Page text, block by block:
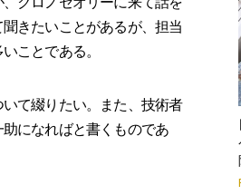
きたいことがあるが、担当
ことである。
て綴りたい。また、技術者
になればと書くものであ